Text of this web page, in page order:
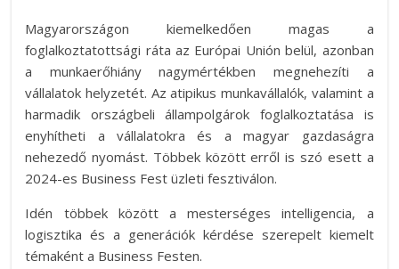
Magyarországon kiemelkedően magas a
foglalkoztatottsági ráta az Európai Unión belül, azonban
a munkaerőhiány nagymértékben megnehezíti a
vállalatok helyzetét. Az atipikus munkavállalók, valamint a
harmadik országbeli állampolgárok foglalkoztatása is
enyhítheti a vállalatokra és a magyar gazdaságra
nehezedő nyomást. Többek között erről is szó esett a
2024-es Business Fest üzleti fesztiválon.
Idén többek között a mesterséges intelligencia, a
logisztika és a generációk kérdése szerepelt kiemelt
témaként a Business Festen.